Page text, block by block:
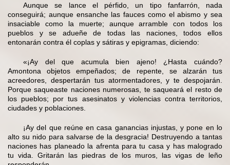
Aunque se lance el pérfido, un tipo fanfarrón, nada
conseguirá; aunque ensanche las fauces como el abismo y sea
insaciable como la muerte; aunque arramble con todos los
pueblos y se adueñe de todas las naciones, todos ellos
entonarán contra él coplas y sátiras y epigramas, diciendo:
«¡Ay del que acumula bien ajeno! ¿Hasta cuándo?
Amontona objetos empeñados; de repente, se alzarán tus
acreedores, despertarán tus atormentadores, y te despojarán.
Porque saqueaste naciones numerosas, te saqueará el resto de
los pueblos; por tus asesinatos y violencias contra territorios,
ciudades y poblaciones.
¡Ay del que reúne en casa ganancias injustas, y pone en lo
alto su nido para salvarse de la desgracia! Destruyendo a tantas
naciones has planeado la afrenta para tu casa y has malogrado
tu vida. Gritarán las piedras de los muros, las vigas de leño